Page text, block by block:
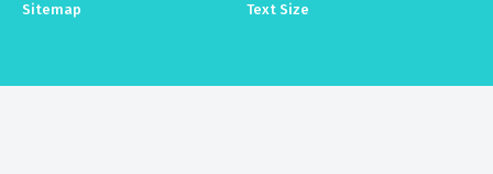
Sitemap
Text Size